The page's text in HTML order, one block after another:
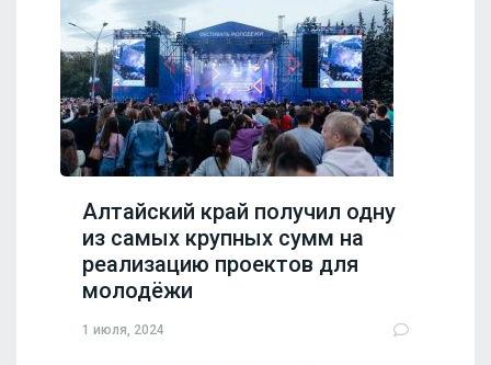
Алтайский край получил одну
из самых крупных сумм на
реализацию проектов для
молодёжи
1 июля, 2024